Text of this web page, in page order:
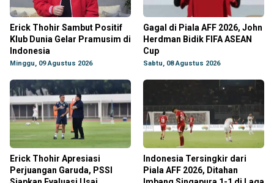
Erick Thohir Sambut Positif
Klub Dunia Gelar Pramusim di
Indonesia
Minggu, 09 Agustus 2026
Gagal di Piala AFF 2026, John
Herdman Bidik FIFA ASEAN
Cup
Sabtu, 08 Agustus 2026
Erick Thohir Apresiasi
Perjuangan Garuda, PSSI
Indonesia Tersingkir dari
Piala AFF 2026, Ditahan